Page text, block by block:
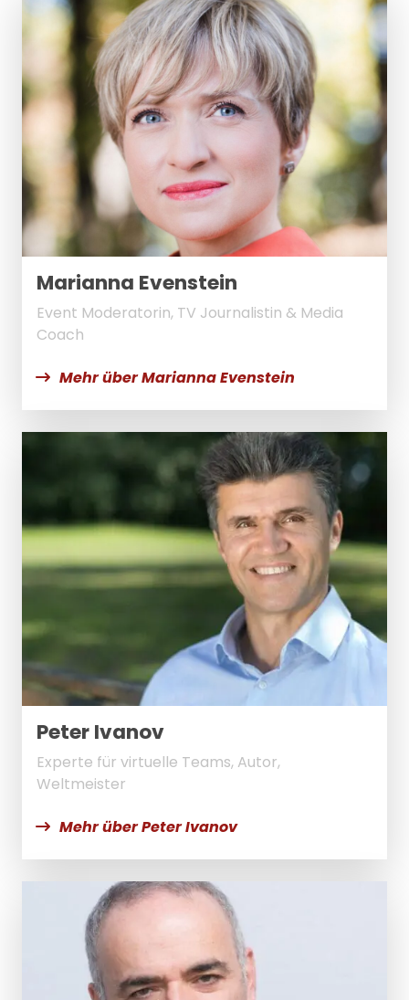
Marianna Evenstein
Event Moderatorin, TV Journalistin & Media
Coach
Mehr über Marianna Evenstein
Peter Ivanov
Experte für virtuelle Teams, Autor,
Weltmeister
Mehr über Peter Ivanov